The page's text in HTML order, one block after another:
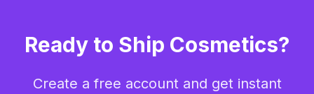
Ready to Ship Cosmetics?
Create a free account and get instant